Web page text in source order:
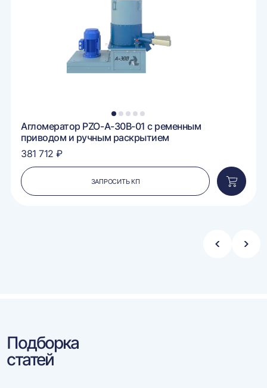
1 2 3 4 5
Агломератор PZO-A-30B-01 с ременным
приводом и ручным раскрытием
381 712 ₽
ЗАПРОСИТЬ КП
в
Стрелка
Подборка
статей